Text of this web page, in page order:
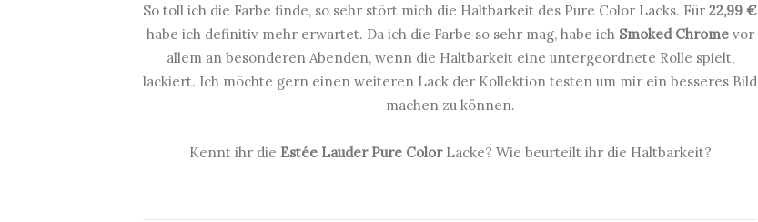
So toll ich die Farbe finde, so sehr stört mich die Haltbarkeit des Pure Color Lacks. Für 22,99 €
habe ich definitiv mehr erwartet. Da ich die Farbe so sehr mag, habe ich Smoked Chromevor
allem an besonderen Abenden, wenn die Haltbarkeit eine untergeordnete Rolle spielt,
lackiert. Ich möchte gern einen weiteren Lack der Kollektion testen um mir ein besseres Bild
machen zu können.
Kennt ihr die Estée Lauder Pure ColorLacke? Wie beurteilt ihr die Haltbarkeit?